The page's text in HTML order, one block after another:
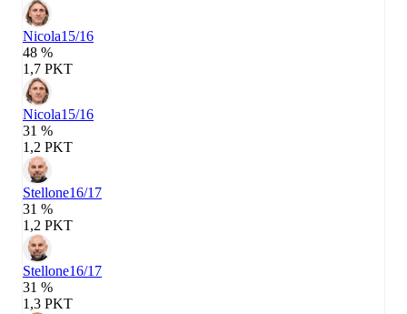
Nicola15/16
48 %
1,7 PKT
Nicola15/16
31 %
1,2 PKT
Stellone16/17
31 %
1,2 PKT
Stellone16/17
31 %
1,3 PKT